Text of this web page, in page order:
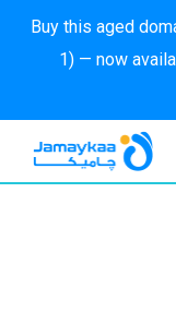
Buy this aged
1) — now